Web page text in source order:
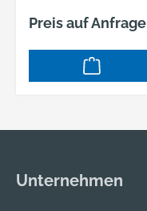
Preis auf Anfrage
Unternehmen